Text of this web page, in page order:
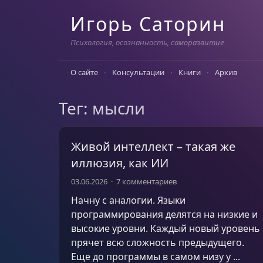
Игорь Саторин
Психология, осознанность, саморазвитие
О сайте Консультации Книги Архив
Тег: мысли
Живой интеллект – такая же
иллюзия, как ИИ
03.06.2026 7 комментариев
Начну с аналогии. Языки
программирования делятся на низкие и
высокие уровни. Каждый новый уровень
прячет всю сложность предыдущего.
Еще до программы в самом низу у ...